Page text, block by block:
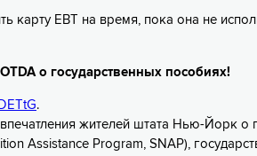
карту EBT на время, пока она не
о государственных пособиях!
.
жителей штата Нью-Йорк
Assistance Program, SNAP),